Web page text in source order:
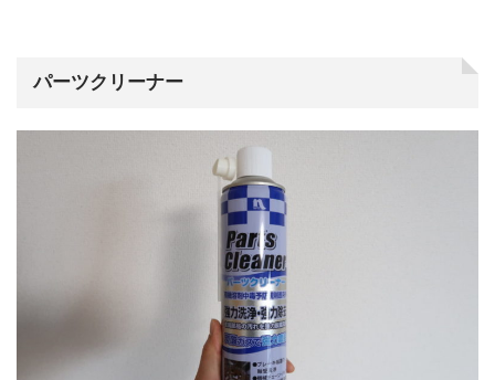
パーツクリーナー